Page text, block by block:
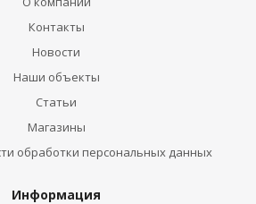
Контакты
Новости
Наши объекты
Статьи
Магазины
обработки персональных данных
Информация